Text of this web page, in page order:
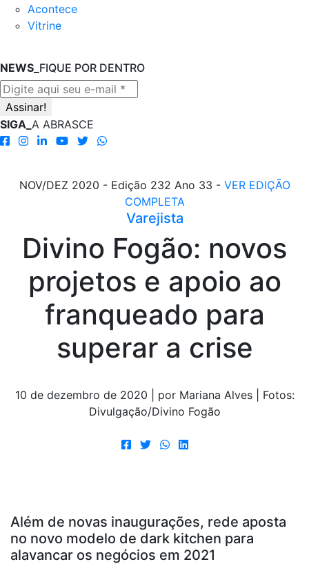
Acontece
Vitrine
NEWS_ FIQUE POR DENTRO
SIGA_ A ABRASCE
NOV/DEZ 2020 - Edição 232 Ano 33 - VER EDIÇÃO
COMPLETA
Varejista
Divino Fogão: novos
projetos e apoio ao
franqueado para
superar a crise
10 de dezembro de 2020 | por Mariana Alves | Fotos:
Divulgação/Divino Fogão
Além de novas inaugurações, rede aposta
no novo modelo de dark kitchen para
alavancar os negócios em 2021